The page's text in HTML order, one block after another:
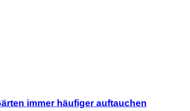
immer häufiger auftauchen